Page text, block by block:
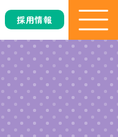
採用情報